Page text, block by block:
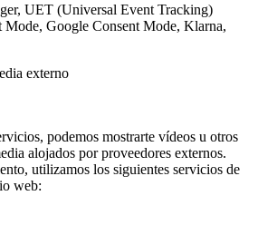
UET (Universal Event Tracking)
Mode, Google Consent Mode, Klarna,
externo
podemos mostrarte vídeos u otros
alojados por proveedores externos.
utilizamos los siguientes servicios de
web: